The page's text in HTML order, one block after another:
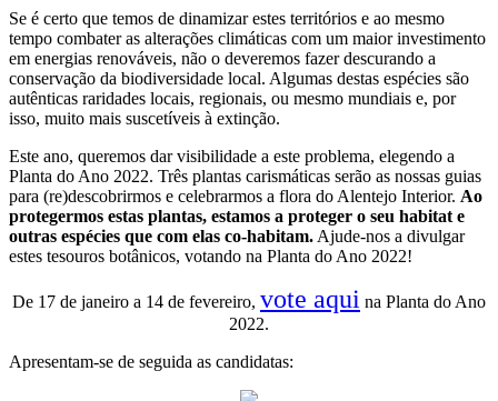
Se é certo que temos de dinamizar estes territórios e ao mesmo
tempo combater as alterações climáticas com um maior investimento
em energias renováveis, não o deveremos fazer descurando a
conservação da biodiversidade local. Algumas destas espécies são
autênticas raridades locais, regionais, ou mesmo mundiais e, por
isso, muito mais suscetíveis à extinção.
Este ano, queremos dar visibilidade a este problema, elegendo a
Planta do Ano 2022. Três plantas carismáticas serão as nossas guias
para (re)descobrirmos e celebrarmos a flora do Alentejo Interior. Ao
protegermos estas plantas, estamos a proteger o seu habitat e
outras espécies que com elas co-habitam.Ajude-nos a divulgar
estes tesouros botânicos, votando na Planta do Ano 2022!
De 17 de janeiro a 14 de fevereiro, vote aqui na Planta do Ano
2022.
Apresentam-se de seguida as candidatas: